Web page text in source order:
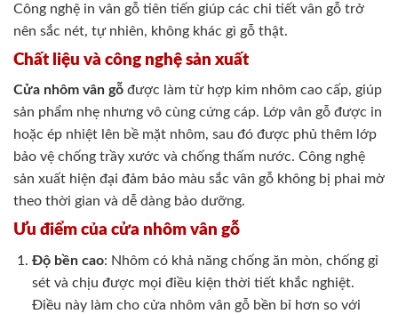
Công nghệ in vân gỗ tiên tiến giúp các chi tiết vân gỗ trở
nên sắc nét, tự nhiên, không khác gì gỗ thật.
Chất liệu và công nghệ sản xuất
Cửa nhôm vân gỗ được làm từ hợp kim nhôm cao cấp, giúp
sản phẩm nhẹ nhưng vô cùng cứng cáp. Lớp vân gỗ được in
hoặc ép nhiệt lên bề mặt nhôm, sau đó được phủ thêm lớp
bảo vệ chống trầy xước và chống thấm nước. Công nghệ
sản xuất hiện đại đảm bảo màu sắc vân gỗ không bị phai mờ
theo thời gian và dễ dàng bảo dưỡng.
Ưu điểm của cửa nhôm vân gỗ
Độ bền cao: Nhôm có khả năng chống ăn mòn, chống gỉ
sét và chịu được mọi điều kiện thời tiết khắc nghiệt.
Điều này làm cho cửa nhôm vân gỗ bền bỉ hơn so với